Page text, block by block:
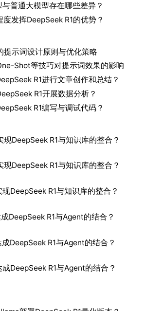
普通大模型存在哪些差异？
发挥DeepSeek R1的优势？
提示词设计原则与优化策略
Shot等技巧对提示词效果的影响
R1进行文章创作和总结？
R1开展数据分析？
R1编写与调试代码？
DeepSeek R1与知识库的整合？
DeepSeek R1与知识库的整合？
DeepSeek R1与知识库的整合？
DeepSeek R1与Agent的结合？
DeepSeek R1与Agent的结合？
DeepSeek R1与Agent的结合？